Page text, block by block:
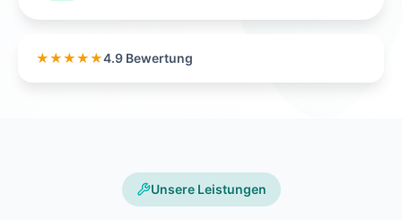
★★★★★4.9 Bewertung
Unsere Leistungen